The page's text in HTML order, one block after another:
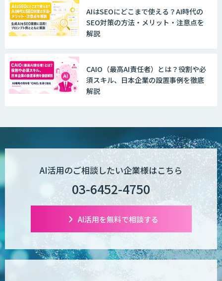
WAN-RECORD Plus
Explaza 生成AI Partner | AX
POPstation
業務特化型AIエージェントの開発支援
「業務AIプロ」
Dify導入支援
AIはSEOにどこまで使える？AI時代の
SEO対策の方法・メリット・注意点を
解説
CAIO（最高AI責任者）とは？役割や必
須スキル、日本企業の設置事例を徹底
解説
AI活用のご相談したい企業様はこちら
03-6452-4750
AI活用を無料で相談する